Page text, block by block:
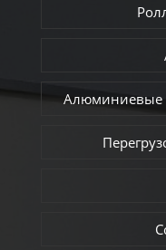
Алюминиевые